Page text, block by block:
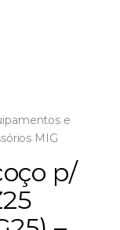
e
MIG
p/